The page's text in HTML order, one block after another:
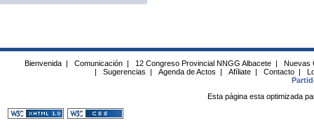
Bienvenida | Comunicación | 12 Congreso Provincial NNGG Albacete |
Nuevas
|
Sugerencias | Agenda de Actos | Afíliate | Contacto |
Esta página esta optimizada